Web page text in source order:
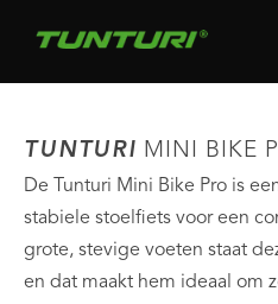
TUNTURI MINI BIKE
De Tunturi Mini Bike Pro is
stabiele stoelfiets voor een
grote, stevige voeten staat
en dat maakt hem ideaal om